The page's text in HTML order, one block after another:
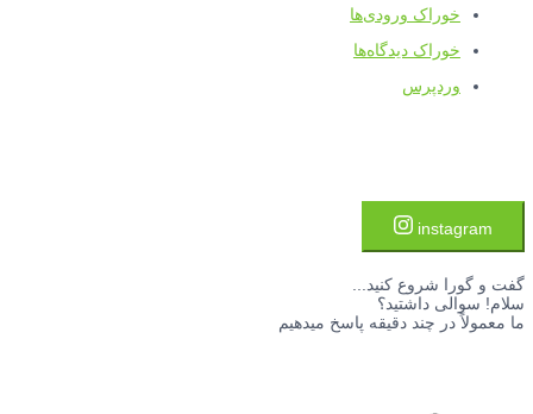
خوراک ورودی‌ها
خوراک دیدگاه‌ها
وردپرس
instagram
گفت و گورا شروع کنید...
سلام! سوالی داشتید؟
ما معمولاً در چند دقیقه پاسخ میدهیم